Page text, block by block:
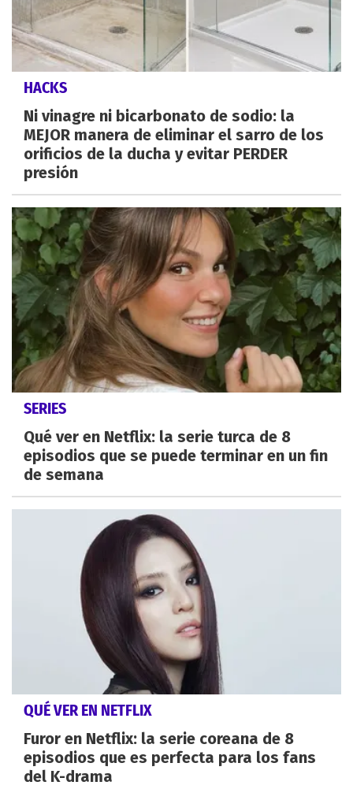
HACKS
Ni vinagre ni bicarbonato de sodio: la
MEJOR manera de eliminar el sarro de los
orificios de la ducha y evitar PERDER
presión
SERIES
Qué ver en Netflix: la serie turca de 8
episodios que se puede terminar en un fin
de semana
QUÉ VER EN NETFLIX
Furor en Netflix: la serie coreana de 8
episodios que es perfecta para los fans
del K-drama